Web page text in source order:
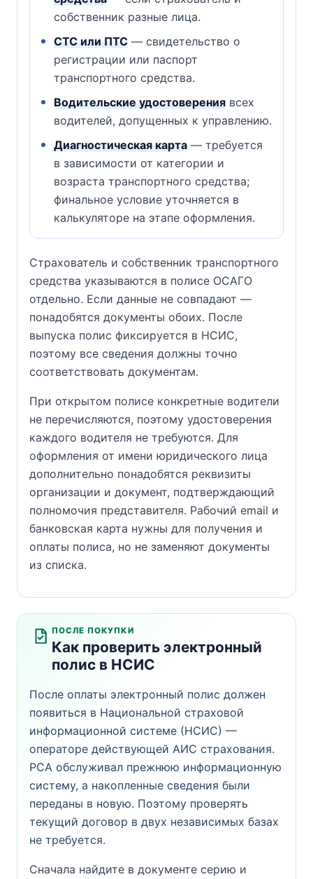
собственник разные лица.
СТС или ПТС — свидетельство о
регистрации или паспорт
транспортного средства.
Водительские удостоверения всех
водителей, допущенных к управлению.
Диагностическая карта — требуется
в зависимости от категории и
возраста транспортного средства;
финальное условие уточняется в
калькуляторе на этапе оформления.
Страхователь и собственник транспортного
средства указываются в полисе ОСАГО
отдельно. Если данные не совпадают —
понадобятся документы обоих. После
выпуска полис фиксируется в НСИС,
поэтому все сведения должны точно
соответствовать документам.
При открытом полисе конкретные водители
не перечисляются, поэтому удостоверения
каждого водителя не требуются. Для
оформления от имени юридического лица
дополнительно понадобятся реквизиты
организации и документ, подтверждающий
полномочия представителя. Рабочий email и
банковская карта нужны для получения и
оплаты полиса, но не заменяют документы
из списка.
ПОСЛЕ ПОКУПКИ
Как проверить электронный
полис в НСИС
После оплаты электронный полис должен
появиться в Национальной страховой
информационной системе (НСИС) —
операторе действующей АИС страхования.
РСА обслуживал прежнюю информационную
систему, а накопленные сведения были
переданы в новую. Поэтому проверять
текущий договор в двух независимых базах
не требуется.
Сначала найдите в документе серию и